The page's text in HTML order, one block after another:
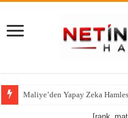
Maliye’den Yapay Zeka